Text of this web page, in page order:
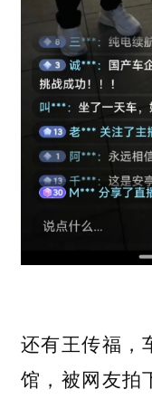
还有王传福，
馆，被网友拍